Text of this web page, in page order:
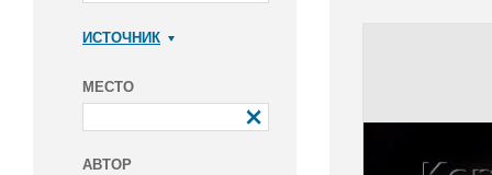
ИСТОЧНИК
МЕСТО
АВТОР